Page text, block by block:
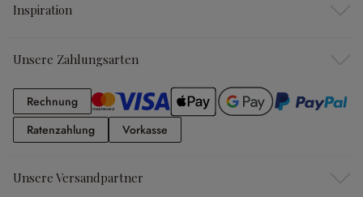
Inspiration
Unsere Zahlungsarten
RechnungRechnung
RatenzahlungRatenzahlung
Vorkasse
Unsere Versandpartner